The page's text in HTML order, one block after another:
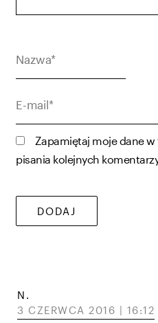
N.
3 CZERWCA 2016 | 16:12
mail*
Zapamiętaj moje dane
pisania kolejnych